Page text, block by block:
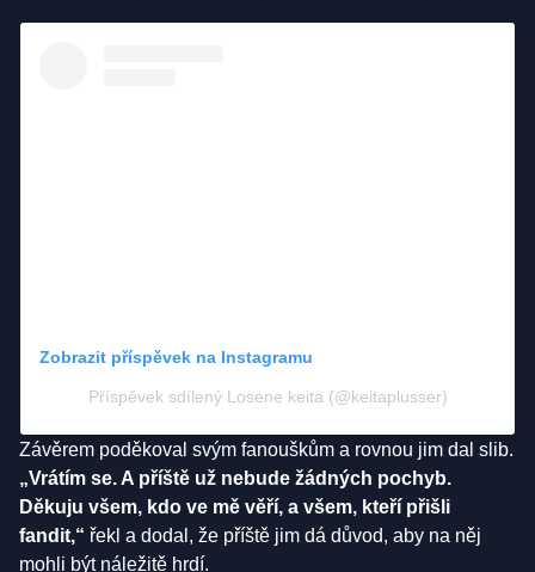
Zobrazit příspěvek na Instagramu
Příspěvek sdílený Losene keita (@keitaplusser)
Závěrem poděkoval svým fanouškům a rovnou jim dal slib.
„Vrátím se. A příště už nebude žádných pochyb.
Děkuju všem, kdo ve mě věří, a všem, kteří přišli
fandit,“ řekl a dodal, že příště jim dá důvod, aby na něj
mohli být náležitě hrdí.